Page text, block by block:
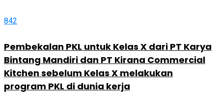
842
Pembekalan PKL untuk Kelas X dari PT Karya
Bintang Mandiri dan PT Kirana Commercial
Kitchen sebelum Kelas X melakukan
program PKL di dunia kerja